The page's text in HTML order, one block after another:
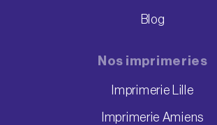
Blog
Nos imprimeries
Imprimerie Lille
Imprimerie Amiens